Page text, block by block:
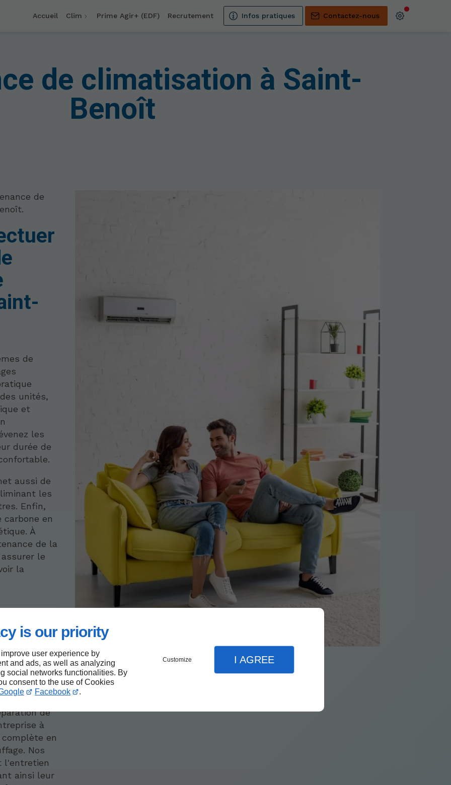
is our priority
user experience by
and ads, as well as analyzing
social networks functionalities. By
consent to the use of Cookies
Facebook .
Customize I AGREE
Accueil Clim Prime Agir+ (EDF) Recrutement Infos pratiques Contactez-nous
de climatisation à Saint-
Benoît
de
de
unités,
et
les
durée de
aussi de
les
Enfin,
en
À
de la
le
la
de
à
de
à
en
Nos
l'entretien
ainsi leur